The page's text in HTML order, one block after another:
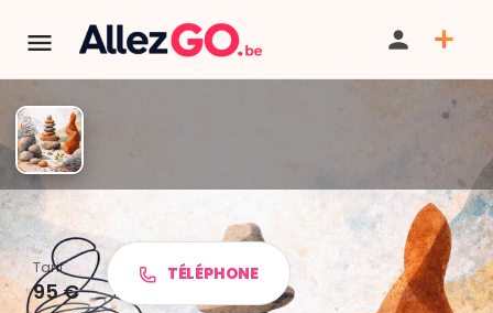
« Naissance des formes »
Tarif
95 €
TÉLÉPHONE